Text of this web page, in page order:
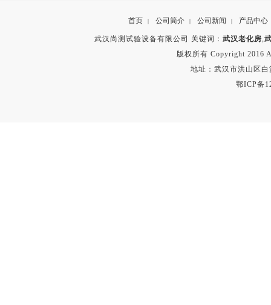
首页 | 公司简介 | 公司新闻 | 产品中心
武汉尚测试验设备有限公司 关键词：武汉老化房,
版权所有 Copyright 2016
地址：武汉市洪山区
鄂ICP备